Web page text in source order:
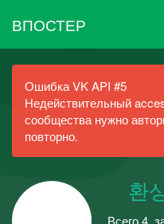
ВПОСТЕР
Ошибка VK API #5
Недействительный
сообщества нужно
повторно.
⠀ 환
Всего 4,